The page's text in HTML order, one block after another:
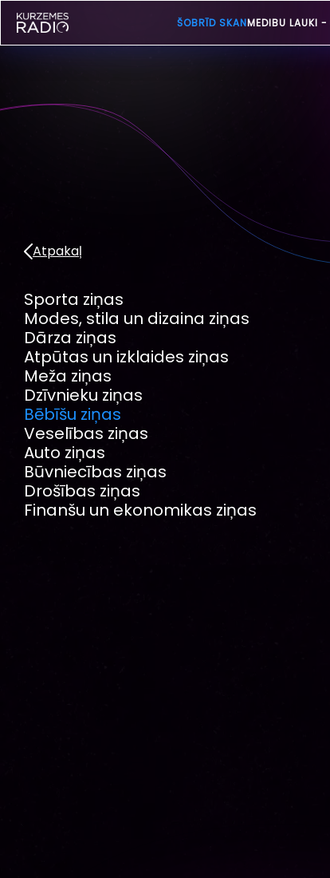
ŠOBRĪD SKANMEDIBU LAUKI -
Atpakaļ
Sporta ziņas
Modes, stila un dizaina ziņas
Dārza ziņas
Atpūtas un izklaides ziņas
Meža ziņas
Dzīvnieku ziņas
Bēbīšu ziņas
Veselības ziņas
Auto ziņas
Būvniecības ziņas
Drošības ziņas
Finanšu un ekonomikas ziņas